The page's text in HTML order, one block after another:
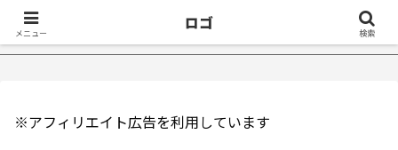
たきっかけ５選｜不眠症体験談 【18万再生】YouTube：
※アフィリエイト広告を利用しています
メニュー
ロゴ
検索